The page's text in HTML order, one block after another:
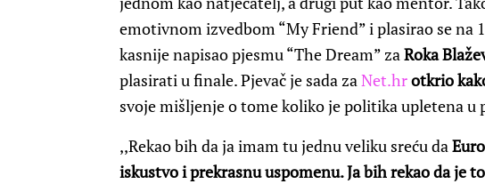
emotivnom izvedbom “My Friend” i plasirao se na
kasnije napisao pjesmu “The Dream” zaRoka
plasirati u finale. Pjevač je sada zaNet.hrotkrio
svoje mišljenje o tome koliko je politika upletena u
,,Rekao bih da ja imam tu jednu veliku sreću da
iskustvo i prekrasnu uspomenu. Ja bih rekao da je